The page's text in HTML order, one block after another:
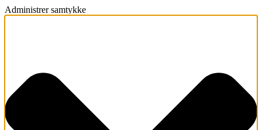
Administrer samtykke